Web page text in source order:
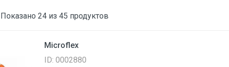
Показано 24 из 45 продуктов
Microflex
ID: 0002880